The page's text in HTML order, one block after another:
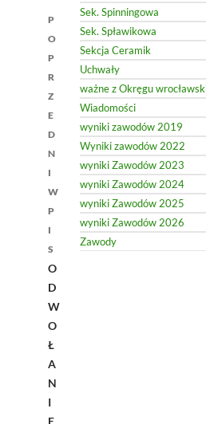
Nawigacja
wpisu
P
O
P
R
Z
E
D
N
I
W
P
I
S
O
D
W
O
Ł
A
N
I
E
Sek. Spinningowa
Sek. Spławikowa
Sekcja Ceramik
Uchwały
ważne z Okręgu
Wiadomości
wyniki zawodów 2019
Wyniki zawodów 2022
wyniki Zawodów 2023
wyniki Zawodów 2024
wyniki Zawodów 2025
wyniki Zawodów 2026
Zawody